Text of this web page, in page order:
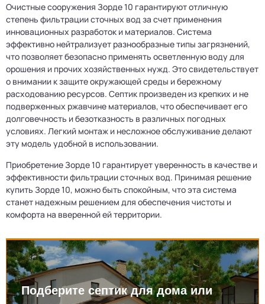
Очистные сооружения Зорде 10 гарантируют отличную
степень фильтрации сточных вод за счет применения
инновационных разработок и материалов. Система
эффективно нейтрализует разнообразные типы загрязнений,
что позволяет безопасно применять осветленную воду для
орошения и прочих хозяйственных нужд. Это свидетельствует
о внимании к защите окружающей среды и бережному
расходованию ресурсов. Септик произведен из крепких и не
подверженных ржавчине материалов, что обеспечивает его
долговечность и безотказность в различных погодных
условиях. Легкий монтаж и несложное обслуживание делают
эту модель удобной в использовании.
Приобретение Зорде 10 гарантирует уверенность в качестве и
эффективности фильтрации сточных вод. Принимая решение
купить Зорде 10, можно быть спокойным, что эта система
станет надежным решением для обеспечения чистоты и
комфорта на вверенной ей территории.
Подберите септик для дома или